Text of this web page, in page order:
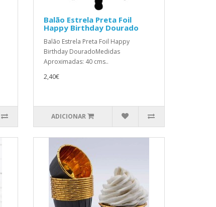
Balão Estrela Preta Foil
Happy Birthday Dourado
Balão Estrela Preta Foil Happy
Birthday DouradoMedidas
Aproximadas: 40 cms..
2,40€
ADICIONAR